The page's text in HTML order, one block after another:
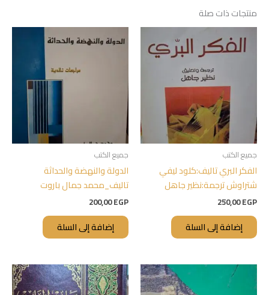
منتجات ذات صلة
جميع الكتب
الفكر البري تاليف:كلود ليفي
شتراوش ترجمة:نظير جاهل
250,00EGP
إضافة إلى السلة
جميع الكتب
الدولة والنهضة والحداثة
تاليف_محمد جمال باروت
200,00EGP
إضافة إلى السلة